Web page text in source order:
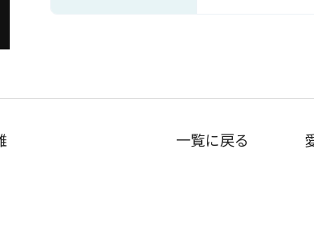
一覧に戻る